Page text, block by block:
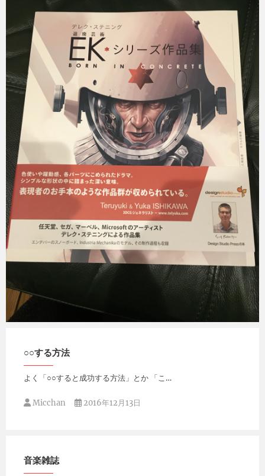
○○する方法
よく「○○すると成功する方法」とか 「こ…
Micchan 2016年12月13日
音楽雑誌